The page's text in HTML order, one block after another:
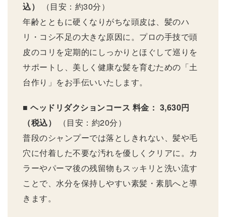
込）
（目安：約30分）
年齢とともに硬くなりがちな頭皮は、髪のハ
リ・コシ不足の大きな原因に。プロの手技で頭
皮のコリを定期的にしっかりとほぐして巡りを
サポートし、美しく健康な髪を育むための「土
台作り」をお手伝いいたします。
■ ヘッドリダクションコース 料金： 3,630円
（税込）
（目安：約20分）
普段のシャンプーでは落としきれない、髪や毛
穴に付着した不要な汚れを優しくクリアに。カ
ラーやパーマ後の残留物もスッキリと洗い流す
ことで、水分を保持しやすい素髪・素肌へと導
きます。